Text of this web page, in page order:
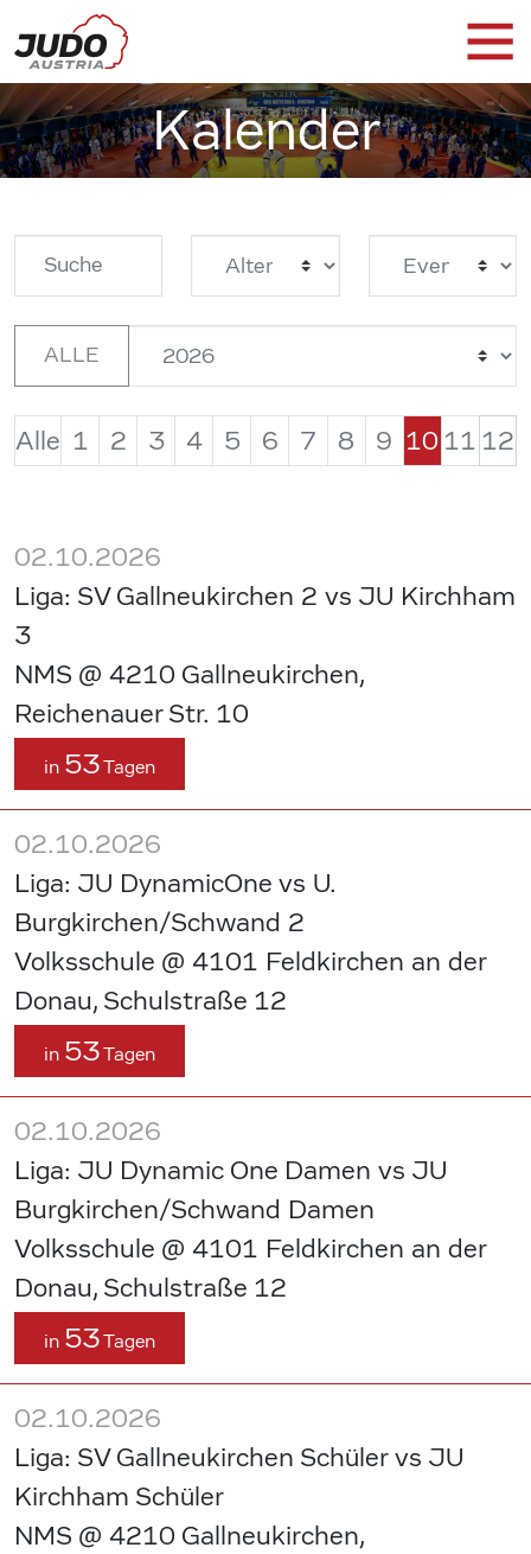
Kalender
ALLE
Alle 1 2 3 4 5 6 7 8 9 10 11 12
02.10.2026
Liga: SV Gallneukirchen 2 vs JU Kirchham
3
NMS @ 4210 Gallneukirchen,
Reichenauer Str. 10
in 53Tagen
02.10.2026
Liga: JU DynamicOne vs U.
Burgkirchen/Schwand 2
Volksschule @ 4101 Feldkirchen an der
Donau, Schulstraße 12
in 53Tagen
02.10.2026
Liga: JU Dynamic One Damen vs JU
Burgkirchen/Schwand Damen
Volksschule @ 4101 Feldkirchen an der
Donau, Schulstraße 12
in 53Tagen
02.10.2026
Liga: SV Gallneukirchen Schüler vs JU
Kirchham Schüler
NMS @ 4210 Gallneukirchen,